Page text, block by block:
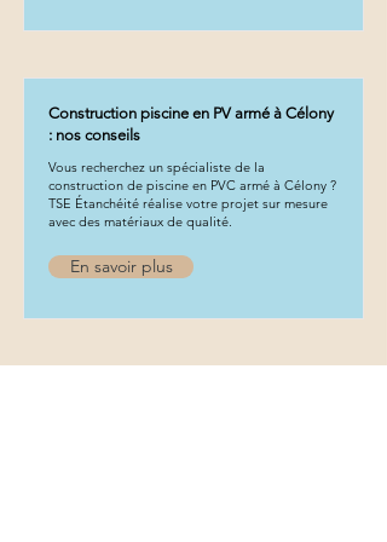
Construction piscine en PV armé à Célony
: nos conseils
Vous recherchez un spécialiste de la
construction de piscine en PVC armé à Célony ?
TSE Étanchéité réalise votre projet sur mesure
avec des matériaux de qualité.
En savoir plus